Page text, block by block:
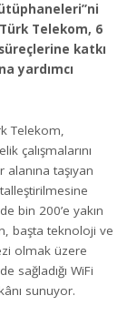
Telekom, 6
katkı
yardımcı
Telekom,
çalışmalarını
taşıyan
bin 200’e yakın
başta teknoloji ve
olmak üzere
sağladığı WiFi
sunuyor.